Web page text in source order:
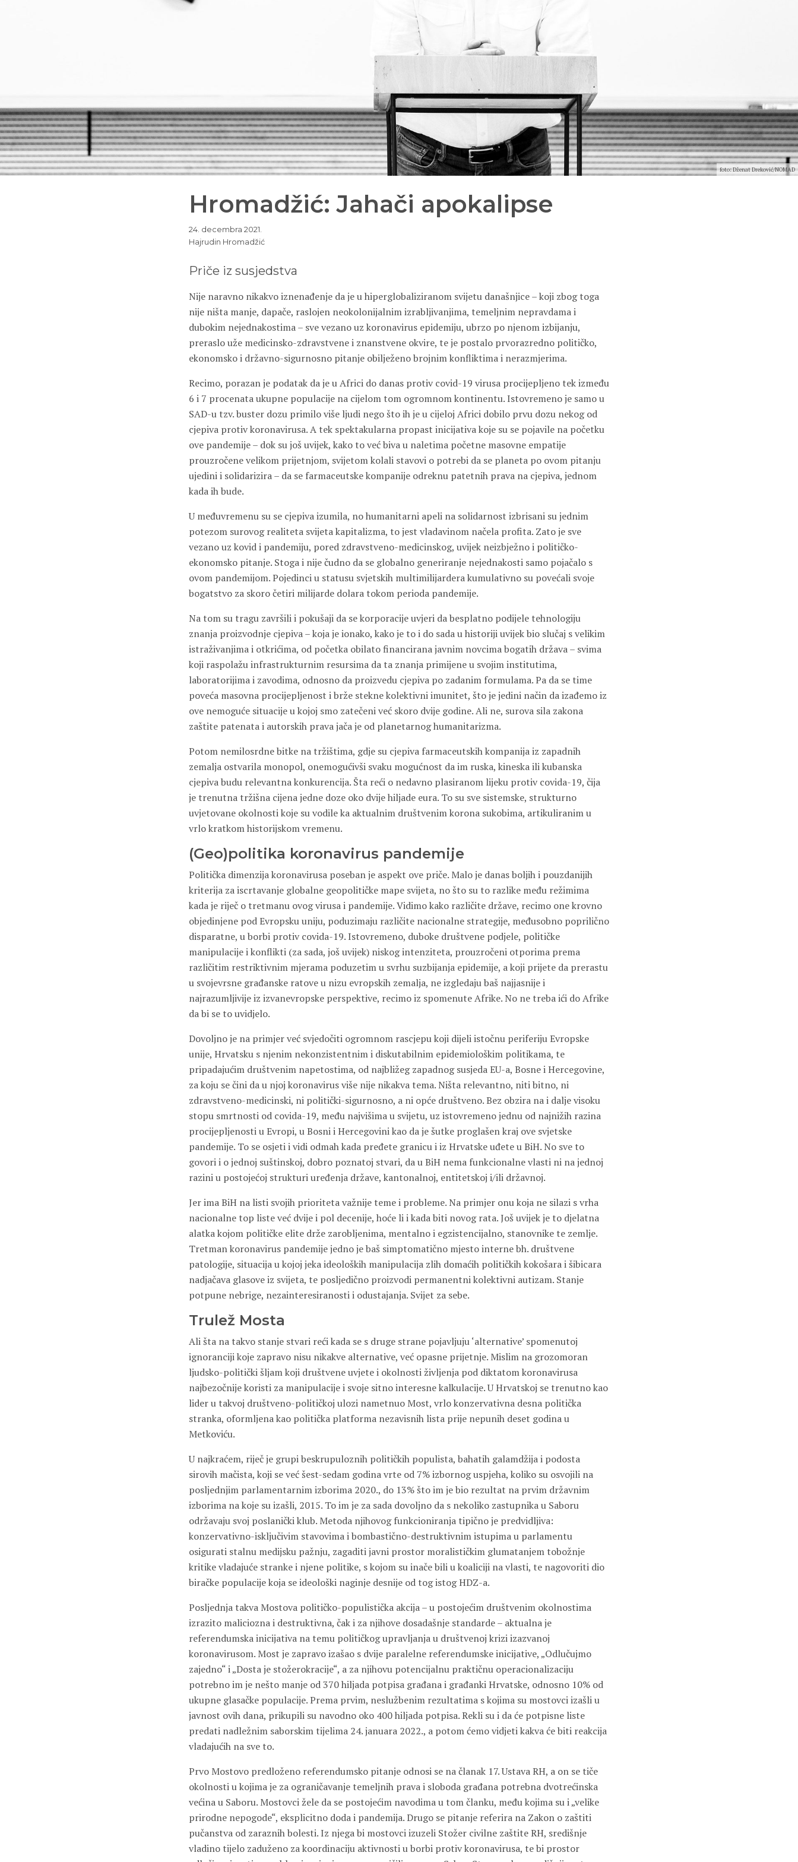
foto: Dženat Dreković/NOMAD
Hromadžić: Jahači apokalipse
24. decembra 2021.
Hajrudin Hromadžić
Priče iz susjedstva
Nije naravno nikakvo iznenađenje da je u hiperglobaliziranom svijetu današnjice – koji zbog toga
nije ništa manje, dapače, raslojen neokolonijalnim izrabljivanjima, temeljnim nepravdama i
dubokim nejednakostima – sve vezano uz koronavirus epidemiju, ubrzo po njenom izbijanju,
preraslo uže medicinsko-zdravstvene i znanstvene okvire, te je postalo prvorazredno političko,
ekonomsko i državno-sigurnosno pitanje obilježeno brojnim konfliktima i nerazmjerima.
Recimo, porazan je podatak da je u Africi do danas protiv covid-19 virusa procijepljeno tek između
6 i 7 procenata ukupne populacije na cijelom tom ogromnom kontinentu. Istovremeno je samo u
SAD-u tzv. buster dozu primilo više ljudi nego što ih je u cijeloj Africi dobilo prvu dozu nekog od
cjepiva protiv koronavirusa. A tek spektakularna propast inicijativa koje su se pojavile na početku
ove pandemije – dok su još uvijek, kako to već biva u naletima početne masovne empatije
prouzročene velikom prijetnjom, svijetom kolali stavovi o potrebi da se planeta po ovom pitanju
ujedini i solidarizira – da se farmaceutske kompanije odreknu patetnih prava na cjepiva, jednom
kada ih bude.
U međuvremenu su se cjepiva izumila, no humanitarni apeli na solidarnost izbrisani su jednim
potezom surovog realiteta svijeta kapitalizma, to jest vladavinom načela profita. Zato je sve
vezano uz kovid i pandemiju, pored zdravstveno-medicinskog, uvijek neizbježno i političko-
ekonomsko pitanje. Stoga i nije čudno da se globalno generiranje nejednakosti samo pojačalo s
ovom pandemijom. Pojedinci u statusu svjetskih multimilijardera kumulativno su povećali svoje
bogatstvo za skoro četiri milijarde dolara tokom perioda pandemije.
Na tom su tragu završili i pokušaji da se korporacije uvjeri da besplatno podijele tehnologiju
znanja proizvodnje cjepiva – koja je ionako, kako je to i do sada u historiji uvijek bio slučaj s velikim
istraživanjima i otkrićima, od početka obilato financirana javnim novcima bogatih država – svima
koji raspolažu infrastrukturnim resursima da ta znanja primijene u svojim institutima,
laboratorijima i zavodima, odnosno da proizvedu cjepiva po zadanim formulama. Pa da se time
poveća masovna procijepljenost i brže stekne kolektivni imunitet, što je jedini način da izađemo iz
ove nemoguće situacije u kojoj smo zatečeni već skoro dvije godine. Ali ne, surova sila zakona
zaštite patenata i autorskih prava jača je od planetarnog humanitarizma.
Potom nemilosrdne bitke na tržištima, gdje su cjepiva farmaceutskih kompanija iz zapadnih
zemalja ostvarila monopol, onemogućivši svaku mogućnost da im ruska, kineska ili kubanska
cjepiva budu relevantna konkurencija. Šta reći o nedavno plasiranom lijeku protiv covida-19, čija
je trenutna tržišna cijena jedne doze oko dvije hiljade eura. To su sve sistemske, strukturno
uvjetovane okolnosti koje su vodile ka aktualnim društvenim korona sukobima, artikuliranim u
vrlo kratkom historijskom vremenu.
(Geo)politika koronavirus pandemije
Politička dimenzija koronavirusa poseban je aspekt ove priče. Malo je danas boljih i pouzdanijih
kriterija za iscrtavanje globalne geopolitičke mape svijeta, no što su to razlike među režimima
kada je riječ o tretmanu ovog virusa i pandemije. Vidimo kako različite države, recimo one krovno
objedinjene pod Evropsku uniju, poduzimaju različite nacionalne strategije, međusobno poprilično
disparatne, u borbi protiv covida-19. Istovremeno, duboke društvene podjele, političke
manipulacije i konflikti (za sada, još uvijek) niskog intenziteta, prouzročeni otporima prema
različitim restriktivnim mjerama poduzetim u svrhu suzbijanja epidemije, a koji prijete da prerastu
u svojevrsne građanske ratove u nizu evropskih zemalja, ne izgledaju baš najjasnije i
najrazumljivije iz izvanevropske perspektive, recimo iz spomenute Afrike. No ne treba ići do Afrike
da bi se to uvidjelo.
Dovoljno je na primjer već svjedočiti ogromnom rascjepu koji dijeli istočnu periferiju Evropske
unije, Hrvatsku s njenim nekonzistentnim i diskutabilnim epidemiološkim politikama, te
pripadajućim društvenim napetostima, od najbližeg zapadnog susjeda EU-a, Bosne i Hercegovine,
za koju se čini da u njoj koronavirus više nije nikakva tema. Ništa relevantno, niti bitno, ni
zdravstveno-medicinski, ni politički-sigurnosno, a ni opće društveno. Bez obzira na i dalje visoku
stopu smrtnosti od covida-19, među najvišima u svijetu, uz istovremeno jednu od najnižih razina
procijepljenosti u Evropi, u Bosni i Hercegovini kao da je šutke proglašen kraj ove svjetske
pandemije. To se osjeti i vidi odmah kada pređete granicu i iz Hrvatske uđete u BiH. No sve to
govori i o jednoj suštinskoj, dobro poznatoj stvari, da u BiH nema funkcionalne vlasti ni na jednoj
razini u postojećoj strukturi uređenja države, kantonalnoj, entitetskoj i/ili državnoj.
Jer ima BiH na listi svojih prioriteta važnije teme i probleme. Na primjer onu koja ne silazi s vrha
nacionalne top liste već dvije i pol decenije, hoće li i kada biti novog rata. Još uvijek je to djelatna
alatka kojom političke elite drže zarobljenima, mentalno i egzistencijalno, stanovnike te zemlje.
Tretman koronavirus pandemije jedno je baš simptomatično mjesto interne bh. društvene
patologije, situacija u kojoj jeka ideoloških manipulacija zlih domaćih političkih kokošara i šibicara
nadjačava glasove iz svijeta, te posljedično proizvodi permanentni kolektivni autizam. Stanje
potpune nebrige, nezainteresiranosti i odustajanja. Svijet za sebe.
Trulež Mosta
Ali šta na takvo stanje stvari reći kada se s druge strane pojavljuju ‘alternative’ spomenutoj
ignoranciji koje zapravo nisu nikakve alternative, već opasne prijetnje. Mislim na grozomoran
ljudsko-politički šljam koji društvene uvjete i okolnosti življenja pod diktatom koronavirusa
najbezočnije koristi za manipulacije i svoje sitno interesne kalkulacije. U Hrvatskoj se trenutno kao
lider u takvoj društveno-političkoj ulozi nametnuo Most, vrlo konzervativna desna politička
stranka, oformljena kao politička platforma nezavisnih lista prije nepunih deset godina u
Metkoviću.
U najkraćem, riječ je grupi beskrupuloznih političkih populista, bahatih galamdžija i podosta
sirovih mačista, koji se već šest-sedam godina vrte od 7% izbornog uspjeha, koliko su osvojili na
posljednjim parlamentarnim izborima 2020., do 13% što im je bio rezultat na prvim državnim
izborima na koje su izašli, 2015. To im je za sada dovoljno da s nekoliko zastupnika u Saboru
održavaju svoj poslanički klub. Metoda njihovog funkcioniranja tipično je predvidljiva:
konzervativno-isključivim stavovima i bombastično-destruktivnim istupima u parlamentu
osigurati stalnu medijsku pažnju, zagaditi javni prostor moralističkim glumatanjem tobožnje
kritike vladajuće stranke i njene politike, s kojom su inače bili u koaliciji na vlasti, te nagovoriti dio
biračke populacije koja se ideološki naginje desnije od tog istog HDZ-a.
Posljednja takva Mostova političko-populistička akcija – u postojećim društvenim okolnostima
izrazito maliciozna i destruktivna, čak i za njihove dosadašnje standarde – aktualna je
referendumska inicijativa na temu političkog upravljanja u društvenoj krizi izazvanoj
koronavirusom. Most je zapravo izašao s dvije paralelne referendumske inicijative, „Odlučujmo
zajedno“ i „Dosta je stožerokracije“, a za njihovu potencijalnu praktičnu operacionalizaciju
potrebno im je nešto manje od 370 hiljada potpisa građana i građanki Hrvatske, odnosno 10% od
ukupne glasačke populacije. Prema prvim, neslužbenim rezultatima s kojima su mostovci izašli u
javnost ovih dana, prikupili su navodno oko 400 hiljada potpisa. Rekli su i da će potpisne liste
predati nadležnim saborskim tijelima 24. januara 2022., a potom ćemo vidjeti kakva će biti reakcija
vladajućih na sve to.
Prvo Mostovo predloženo referendumsko pitanje odnosi se na članak 17. Ustava RH, a on se tiče
okolnosti u kojima je za ograničavanje temeljnih prava i sloboda građana potrebna dvotrećinska
većina u Saboru. Mostovci žele da se postojećim navodima u tom članku, među kojima su i „velike
prirodne nepogode“, eksplicitno doda i pandemija. Drugo se pitanje referira na Zakon o zaštiti
pučanstva od zaraznih bolesti. Iz njega bi mostovci izuzeli Stožer civilne zaštite RH, središnje
vladino tijelo zaduženo za koordinaciju aktivnosti u borbi protiv koronavirusa, te bi prostor